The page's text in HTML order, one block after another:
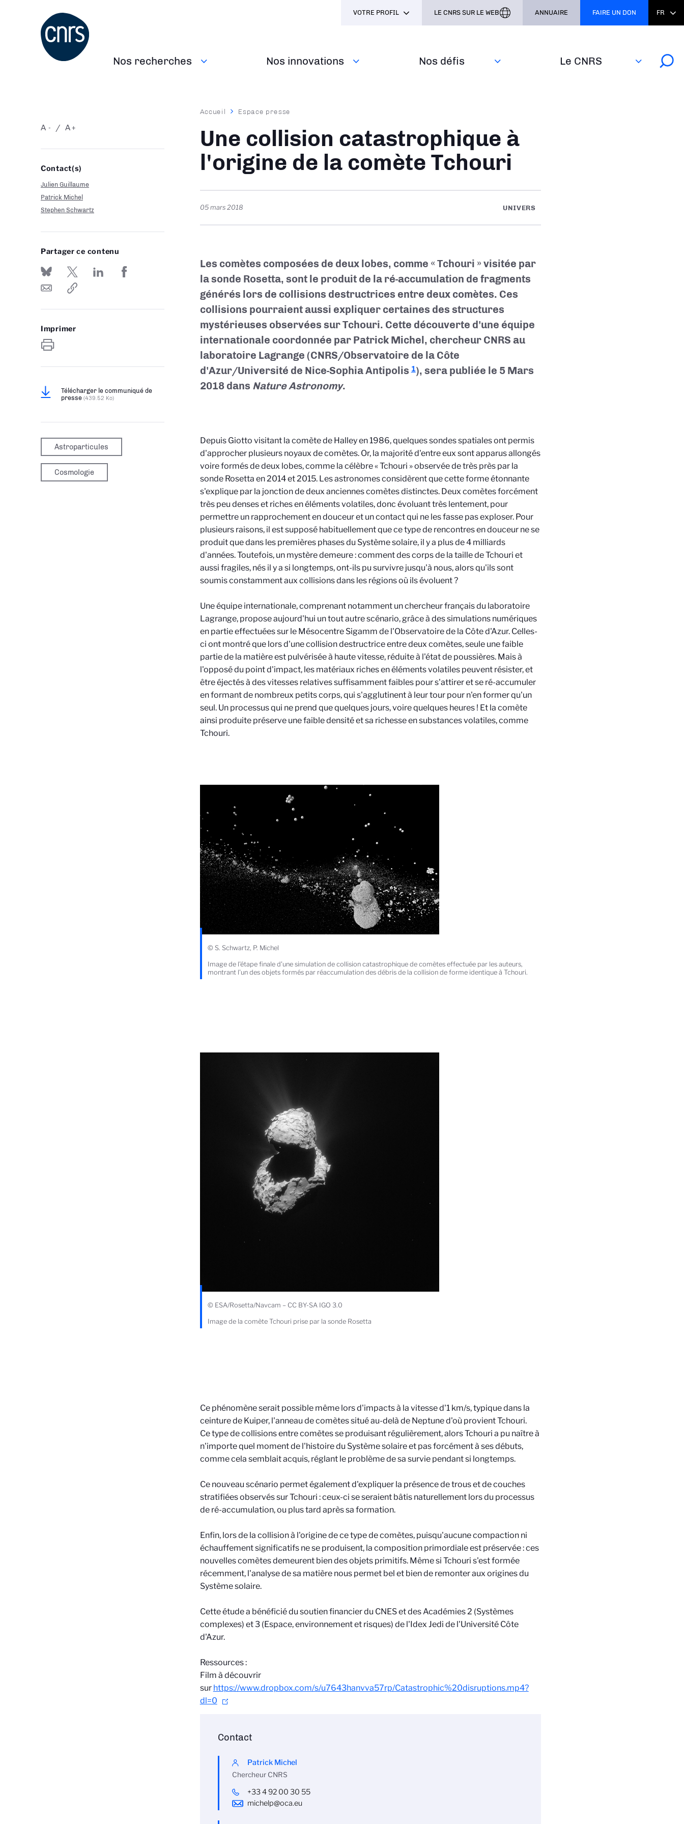
Navigation
Nos recherches Nos innovations Nos défis‎ Le CNRS
VOTRE PROFIL LE CNRS SUR LE WEB ANNUAIRE FAIRE UN DON FR
-
A +
A
Contact(s)
Julien Guillaume
Patrick Michel
Stephen Schwartz
Partager ce contenu
Imprimer
Télécharger le communiqué de
presse (439.52 Ko)
Astroparticules
Cosmologie
Fil
Accueil Espace presse
Une collision catastrophique à
l'origine de la comète Tchouri
05 mars 2018 UNIVERS
Les comètes composées de deux lobes, comme « Tchouri » visitée par
la sonde Rosetta, sont le produit de la ré-accumulation de fragments
générés lors de collisions destructrices entre deux comètes. Ces
collisions pourraient aussi expliquer certaines des structures
mystérieuses observées sur Tchouri. Cette découverte d'une équipe
internationale coordonnée par Patrick Michel, chercheur CNRS au
laboratoire Lagrange (CNRS/Observatoire de la Côte
d'Azur/Université de Nice-Sophia Antipolis 1), sera publiée le 5 Mars
2018 dans Nature Astronomy.
Depuis Giotto visitant la comète de Halley en 1986, quelques sondes spatiales ont permis
d'approcher plusieurs noyaux de comètes. Or, la majorité d'entre eux sont apparus allongés
voire formés de deux lobes, comme la célèbre « Tchouri » observée de très près par la
sonde Rosetta en 2014 et 2015. Les astronomes considèrent que cette forme étonnante
s'explique par la jonction de deux anciennes comètes distinctes. Deux comètes forcément
très peu denses et riches en éléments volatiles, donc évoluant très lentement, pour
permettre un rapprochement en douceur et un contact qui ne les fasse pas exploser. Pour
plusieurs raisons, il est supposé habituellement que ce type de rencontres en douceur ne se
produit que dans les premières phases du Système solaire, il y a plus de 4 milliards
d'années. Toutefois, un mystère demeure : comment des corps de la taille de Tchouri et
aussi fragiles, nés il y a si longtemps, ont-ils pu survivre jusqu'à nous, alors qu'ils sont
soumis constamment aux collisions dans les régions où ils évoluent ?
Une équipe internationale, comprenant notamment un chercheur français du laboratoire
Lagrange, propose aujourd'hui un tout autre scénario, grâce à des simulations numériques
en partie effectuées sur le Mésocentre Sigamm de l'Observatoire de la Côte d'Azur. Celles-
ci ont montré que lors d'une collision destructrice entre deux comètes, seule une faible
partie de la matière est pulvérisée à haute vitesse, réduite à l'état de poussières. Mais à
l'opposé du point d'impact, les matériaux riches en éléments volatiles peuvent résister, et
être éjectés à des vitesses relatives suffisamment faibles pour s'attirer et se ré-accumuler
en formant de nombreux petits corps, qui s'agglutinent à leur tour pour n'en former qu'un
seul. Un processus qui ne prend que quelques jours, voire quelques heures ! Et la comète
ainsi produite préserve une faible densité et sa richesse en substances volatiles, comme
Tchouri.
© S. Schwartz, P. Michel
Image de l'étape finale d'une simulation de collision catastrophique de comètes effectuée par les auteurs,
montrant l'un des objets formés par réaccumulation des débris de la collision de forme identique à Tchouri.
© ESA/Rosetta/Navcam – CC BY-SA IGO 3.0
Image de la comète Tchouri prise par la sonde Rosetta
Ce phénomène serait possible même lors d'impacts à la vitesse d'1 km/s, typique dans la
ceinture de Kuiper, l'anneau de comètes situé au-delà de Neptune d'où provient Tchouri.
Ce type de collisions entre comètes se produisant régulièrement, alors Tchouri a pu naître à
n'importe quel moment de l'histoire du Système solaire et pas forcément à ses débuts,
comme cela semblait acquis, réglant le problème de sa survie pendant si longtemps.
Ce nouveau scénario permet également d'expliquer la présence de trous et de couches
stratifiées observés sur Tchouri : ceux-ci se seraient bâtis naturellement lors du processus
de ré-accumulation, ou plus tard après sa formation.
Enfin, lors de la collision à l'origine de ce type de comètes, puisqu'aucune compaction ni
échauffement significatifs ne se produisent, la composition primordiale est préservée : ces
nouvelles comètes demeurent bien des objets primitifs. Même si Tchouri s'est formée
récemment, l'analyse de sa matière nous permet bel et bien de remonter aux origines du
Système solaire.
Cette étude a bénéficié du soutien financier du CNES et des Académies 2 (Systèmes
complexes) et 3 (Espace, environnement et risques) de l'Idex Jedi de l'Université Côte
d'Azur.
Ressources :
Film à découvrir
sur https://www.dropbox.com/s/u7643hanvva57rp/Catastrophic%20disruptions.mp4?
dl=0
Contact
Patrick Michel
Chercheur CNRS
+33 4 92 00 30 55
michelp@oca.eu